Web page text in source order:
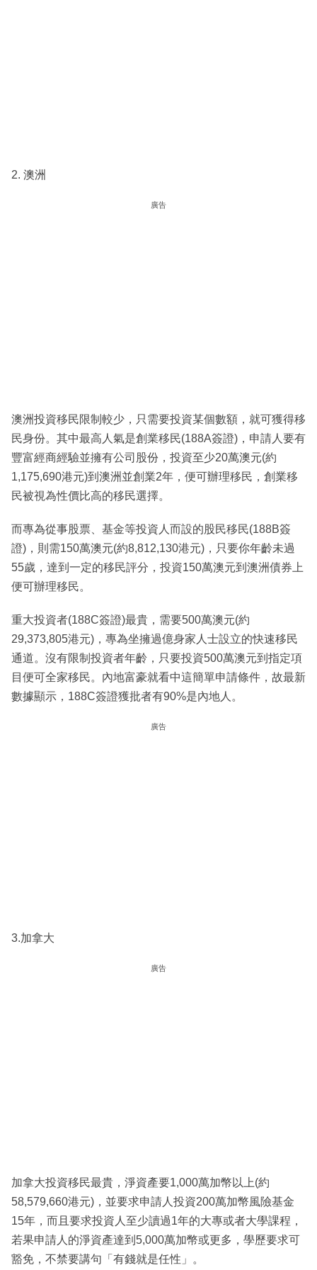
2. 澳洲
廣告
澳洲投資移民限制較少，只需要投資某個數額，就可獲得移
民身份。其中最高人氣是創業移民(188A簽證)，申請人要有
豐富經商經驗並擁有公司股份，投資至少20萬澳元(約
1,175,690港元)到澳洲並創業2年，便可辦理移民，創業移
民被視為性價比高的移民選擇。
而專為從事股票、基金等投資人而設的股民移民(188B簽
證)，則需150萬澳元(約8,812,130港元)，只要你年齡未過
55歲，達到一定的移民評分，投資150萬澳元到澳洲債券上
便可辦理移民。
重大投資者(188C簽證)最貴，需要500萬澳元(約
29,373,805港元)，專為坐擁過億身家人士設立的快速移民
通道。沒有限制投資者年齡，只要投資500萬澳元到指定項
目便可全家移民。內地富豪就看中這簡單申請條件，故最新
數據顯示，188C簽證獲批者有90%是內地人。
廣告
3.加拿大
廣告
加拿大投資移民最貴，淨資產要1,000萬加幣以上(約
58,579,660港元)，並要求申請人投資200萬加幣風險基金
15年，而且要求投資人至少讀過1年的大專或者大學課程，
若果申請人的淨資產達到5,000萬加幣或更多，學歷要求可
豁免，不禁要講句「有錢就是任性」。